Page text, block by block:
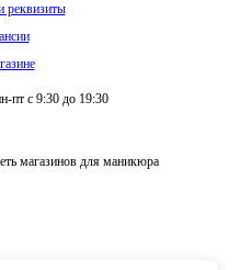
реквизиты
пт с 9:30 до 19:30
магазинов для маникюра